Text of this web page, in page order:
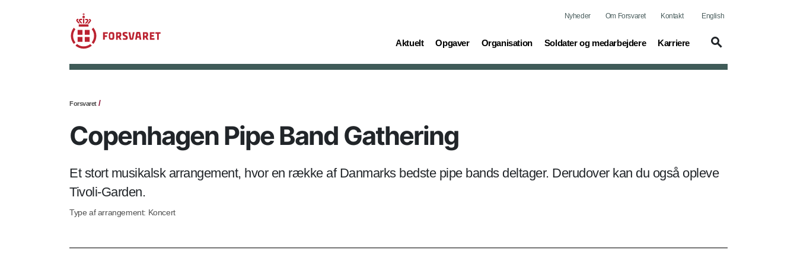
Nyheder Om Forsvaret Kontakt English
Aktuelt
(current) Opgaver
(current) Organisation
(current) Soldater og medarbejdere
(current) Karriere
(current)
Forsvaret
Copenhagen Pipe Band Gathering
Et stort musikalsk arrangement, hvor en række af Danmarks bedste pipe bands deltager. Derudover kan du også opleve
Tivoli-Garden.
Type af arrangement: Koncert